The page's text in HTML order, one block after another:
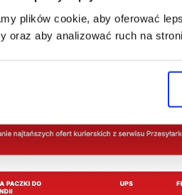
plików cookie, aby oferować
oraz aby analizować ruch na
w usłudze FedEx i 135,19 zł
Classic lub FedEx. Koszt
10-kilogramowych paczek do